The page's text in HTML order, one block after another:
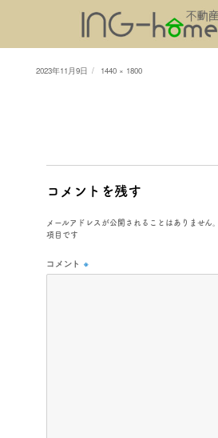
Posted
2023年11月9日
Full
1440 × 1800
コメントを残す
メールアドレスが公開されることはありません。
項目です
コメント ※